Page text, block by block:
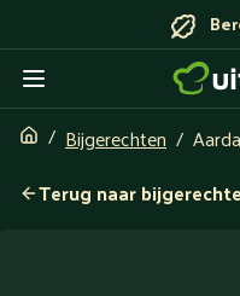
Bijgerechten
Terug naar